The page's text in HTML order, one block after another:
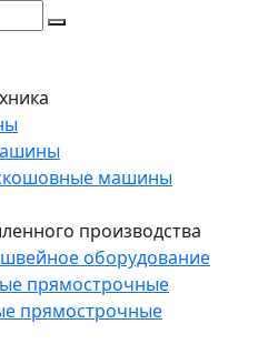
машины
производства
оборудование
прямострочные
прямострочные